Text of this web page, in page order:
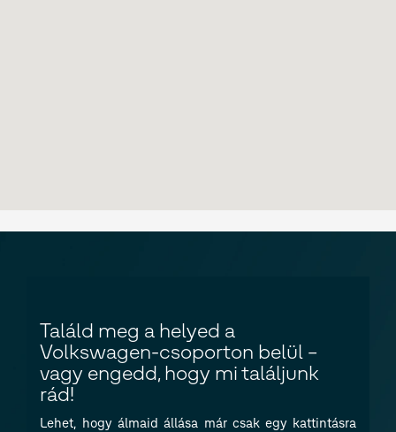
Találd meg a helyed a
Volkswagen-csoporton belül –
vagy engedd, hogy mi találjunk
rád!
Lehet, hogy álmaid állása már csak egy kattintásra